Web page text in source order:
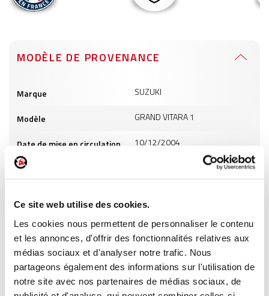
Ce site web utilise des cookies.
Les cookies nous permettent de personnaliser le contenu
et les annonces, d'offrir des fonctionnalités relatives aux
médias sociaux et d'analyser notre trafic. Nous
partageons également des informations sur l'utilisation de
notre site avec nos partenaires de médias sociaux, de
MODÈLE DE PROVENANCE
produits
Marque SUZUKI
Modèle GRAND VITARA 1
Date de mise en circulation 10/12/2004
Cylindrée
Carburant GO
INFORMATIONS PRODUITS